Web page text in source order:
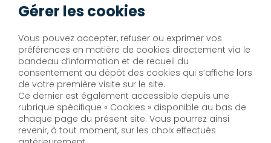
Gérer les cookies
Vous pouvez accepter, refuser ou exprimer vos
préférences en matière de cookies directement via le
bandeau d’information et de recueil du
consentement au dépôt des cookies qui s’affiche lors
de votre première visite sur le site.
Ce dernier est également accessible depuis une
rubrique spécifique « Cookies » disponible au bas de
chaque page du présent site. Vous pourrez ainsi
revenir, à tout moment, sur les choix effectués